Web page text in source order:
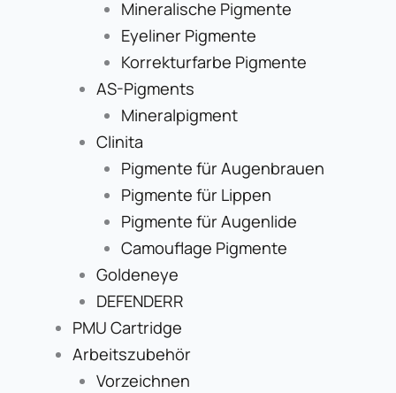
Mineralische Pigmente
Eyeliner Pigmente
Korrekturfarbe Pigmente
AS-Pigments
Mineralpigment
Clinita
Pigmente für Augenbrauen
Pigmente für Lippen
Pigmente für Augenlide
Camouflage Pigmente
Goldeneye
DEFENDERR
PMU Cartridge
Arbeitszubehör
Vorzeichnen